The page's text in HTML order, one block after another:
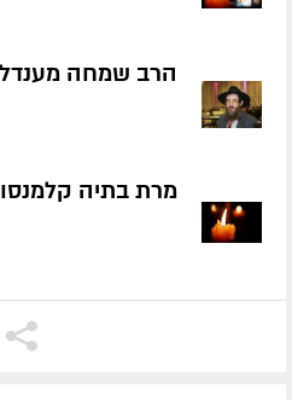
הרב שמחה מענדל
מרת בתיה